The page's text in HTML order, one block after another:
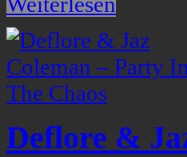
Deflore &